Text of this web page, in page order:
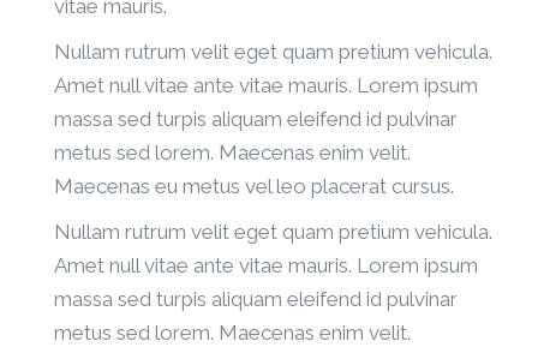
vitae mauris.
Nullam rutrum velit eget quam pretium vehicula.
Amet null vitae ante vitae mauris. Lorem ipsum
massa sed turpis aliquam eleifend id pulvinar
metus sed lorem. Maecenas enim velit.
Maecenas eu metus vel leo placerat cursus.
Nullam rutrum velit eget quam pretium vehicula.
Amet null vitae ante vitae mauris. Lorem ipsum
massa sed turpis aliquam eleifend id pulvinar
metus sed lorem. Maecenas enim velit.